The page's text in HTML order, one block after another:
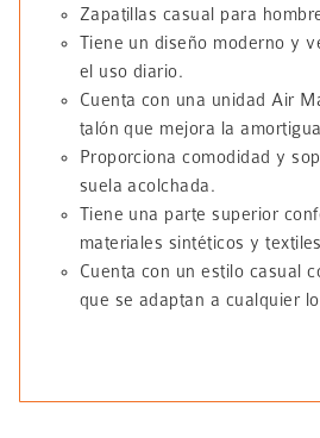
Zapatillas casual para
Tiene un diseño moderno y
el uso diario.
Cuenta con una unidad Air
talón que mejora la
Proporciona comodidad y
suela acolchada.
Tiene una parte superior
materiales sintéticos y
Cuenta con un estilo casual
que se adaptan a cualquier